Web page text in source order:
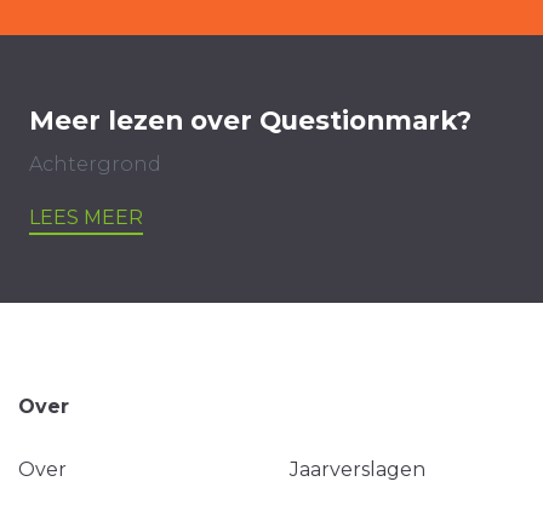
Meer lezen over Questionmark?
Achtergrond
LEES MEER
Over
Over Jaarverslagen